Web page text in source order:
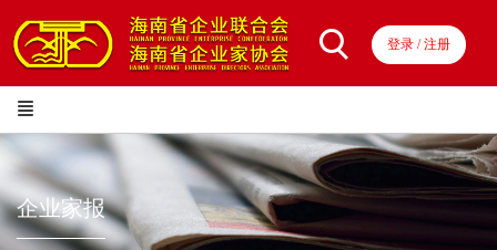
登录 / 注册
企业家报
————